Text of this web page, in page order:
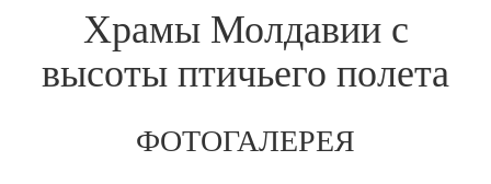
Храмы Молдавии с
высоты птичьего полета
ФОТОГАЛЕРЕЯ